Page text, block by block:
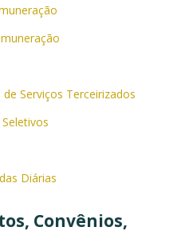
Serviços Terceirizados
Diárias
Convênios,